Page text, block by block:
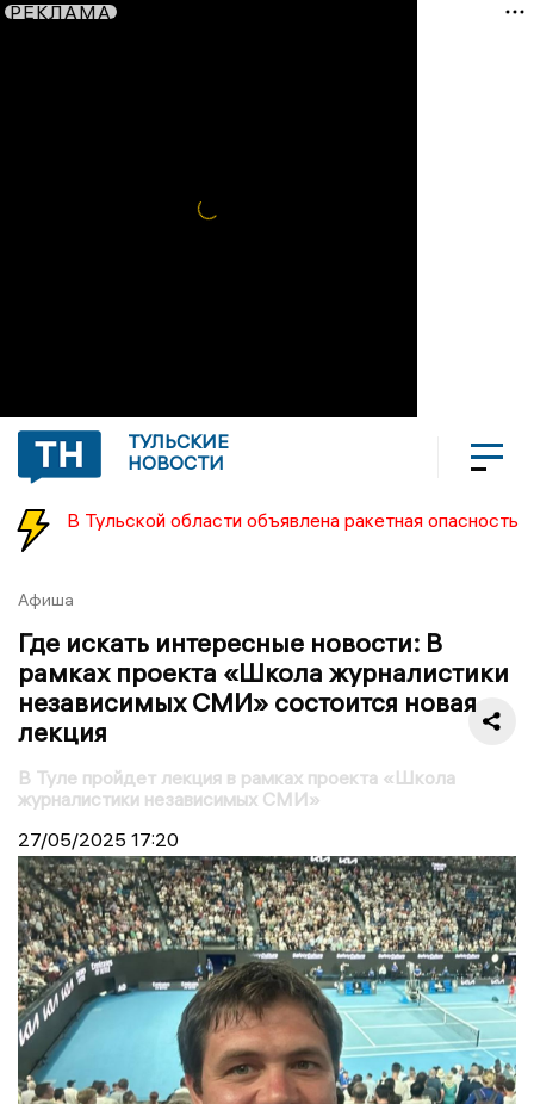
РЕКЛАМА
ТУЛЬСКИЕ
НОВОСТИ
В Тульской области объявлена ракетная опасность
Афиша
Где искать интересные новости: В
рамках проекта «Школа журналистики
независимых СМИ» состоится новая
лекция
В Туле пройдет лекция в рамках проекта «Школа
журналистики независимых СМИ»
27/05/2025 17:20